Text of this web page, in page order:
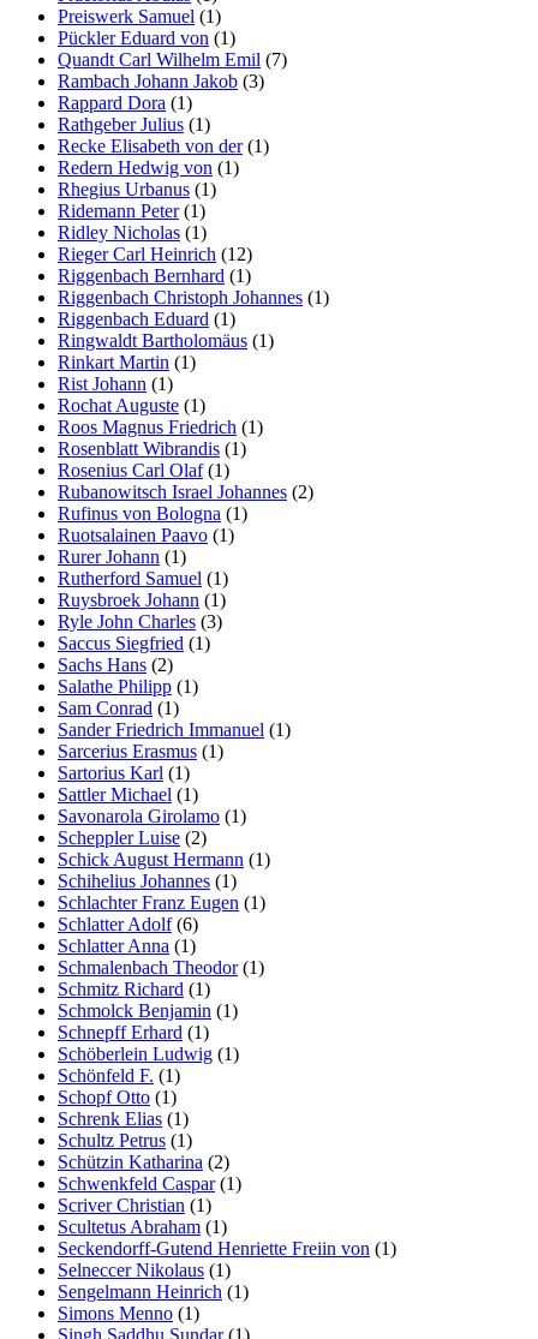
Preiswerk Samuel (1)
Pückler Eduard von (1)
Quandt Carl Wilhelm Emil (7)
Rambach Johann Jakob (3)
Rappard Dora (1)
Rathgeber Julius (1)
Recke Elisabeth von der(1)
Redern Hedwig von (1)
Rhegius Urbanus (1)
Ridemann Peter(1)
Ridley Nicholas (1)
Rieger Carl Heinrich (12)
Riggenbach Bernhard (1)
Riggenbach Christoph Johannes (1)
Riggenbach Eduard (1)
Ringwaldt Bartholomäus (1)
Rinkart Martin (1)
Rist Johann (1)
Rochat Auguste (1)
Roos Magnus Friedrich (1)
Rosenblatt Wibrandis (1)
Rosenius Carl Olaf(1)
Rubanowitsch Israel Johannes (2)
Rufinus von Bologna (1)
Ruotsalainen Paavo (1)
Rurer Johann (1)
Rutherford Samuel (1)
Ruysbroek Johann (1)
Ryle John Charles (3)
Saccus Siegfried (1)
Sachs Hans (2)
Salathe Philipp (1)
Sam Conrad (1)
Sander Friedrich Immanuel (1)
Sarcerius Erasmus (1)
Sartorius Karl (1)
Sattler Michael (1)
Savonarola Girolamo (1)
Scheppler Luise (2)
Schick August Hermann (1)
Schihelius Johannes (1)
Schlachter Franz Eugen (1)
Schlatter Adolf(6)
Schlatter Anna (1)
Schmalenbach Theodor(1)
Schmitz Richard (1)
Schmolck Benjamin (1)
Schnepff Erhard (1)
Schöberlein Ludwig (1)
Schönfeld F. (1)
Schopf Otto (1)
Schrenk Elias (1)
Schultz Petrus (1)
Schützin Katharina (2)
Schwenkfeld Caspar(1)
Scriver Christian (1)
Scultetus Abraham (1)
Seckendorff-Gutend Henriette Freiin von (1)
Selneccer Nikolaus (1)
Sengelmann Heinrich (1)
Simons Menno (1)
Singh Saddhu Sundar(1)